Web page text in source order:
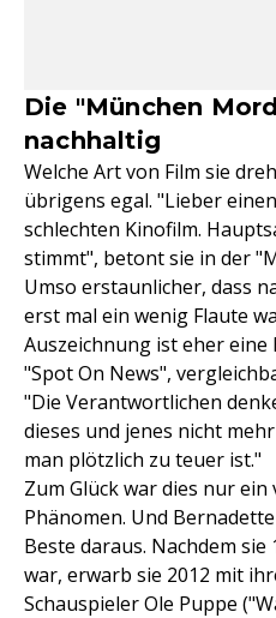
Die "München
nachhaltig
Welche Art von Film sie
übrigens egal. "Lieber
schlechten Kinofilm.
stimmt", betont sie in der
Umso erstaunlicher, dass
erst mal ein wenig Flaute
Auszeichnung ist eher
"Spot On News",
"Die Verantwortlichen
dieses und jenes nicht
man plötzlich zu teuer ist."
Zum Glück war dies nur
Phänomen. Und
Beste daraus. Nachdem
war, erwarb sie 2012 mit
Schauspieler Ole Puppe